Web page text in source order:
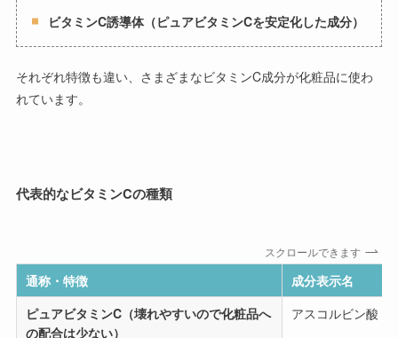
ビタミンC誘導体（ピュアビタミンCを安定化した成分）
それぞれ特徴も違い、さまざまなビタミンC成分が化粧品に使わ
れています。
代表的なビタミンCの種類
スクロールできます
通称・特徴
成分表示名
ピュアビタミンC（壊れやすいので化粧品へ
の配合は少ない）
アスコルビン酸